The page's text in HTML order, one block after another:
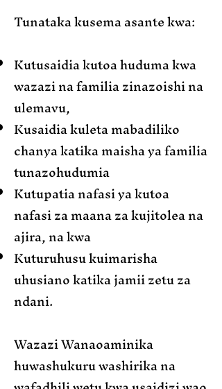
Tunataka kusema asante kwa:
Kutusaidia kutoa huduma kwa
wazazi na familia zinazoishi na
ulemavu,
Kusaidia kuleta mabadiliko
chanya katika maisha ya familia
tunazohudumia
Kutupatia nafasi ya kutoa
nafasi za maana za kujitolea na
ajira, na kwa
Kuturuhusu kuimarisha
uhusiano katika jamii zetu za
ndani.
Wazazi Wanaoaminika
huwashukuru washirika na